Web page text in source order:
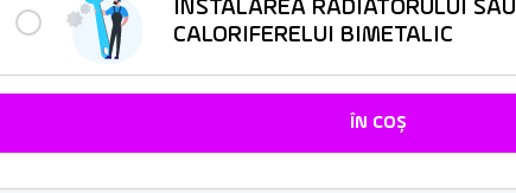
INSTALAREA RADIATORULUI SAU
CALORIFERELUI BIMETALIC
ÎN COȘ